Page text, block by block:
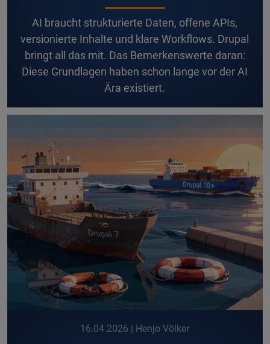
AI braucht strukturierte Daten, offene APIs,
versionierte Inhalte und klare Workflows. Drupal
bringt all das mit. Das Bemerkenswerte daran:
Diese Grundlagen haben schon lange vor der AI
Ära existiert.
16.04.2026 | Henjo Völker